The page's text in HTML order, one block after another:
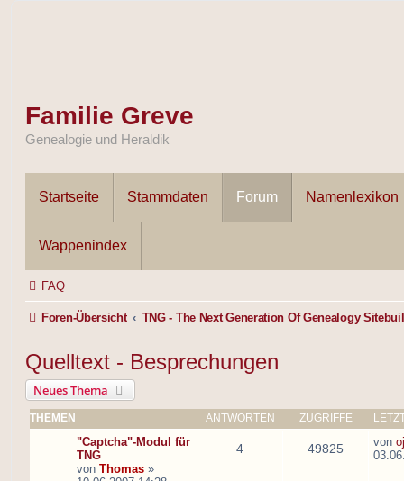
Familie Greve
Genealogie und Heraldik
Startseite Stammdaten Forum Namenlexikon
Wappenindex
FAQ
Foren-Übersicht TNG - The Next Generation Of Genealogy
Quelltext - Besprechungen
Neues Thema
THEMEN ANTWORTEN ZUGRIFFE
"Captcha"-Modul für
TNG
von Thomas »
4 49825 von